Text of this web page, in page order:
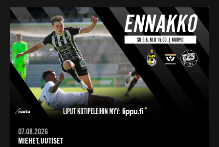
07.08.2026
MIEHET, UUTISET